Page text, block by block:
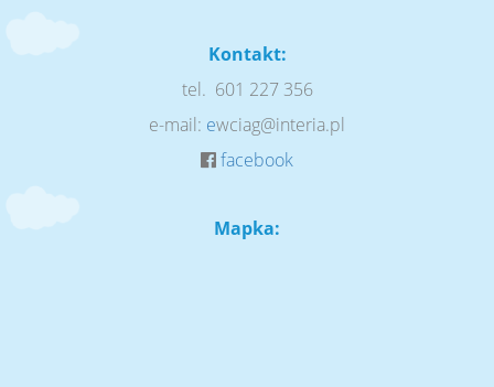
Kontakt:
tel. 601 227 356
e-mail: ewciag@interia.pl
facebook
Mapka: